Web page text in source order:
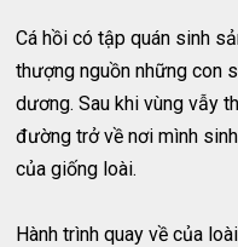
Cá hồi có tập quán sinh
thượng nguồn những con
dương. Sau khi vùng vẫy
đường trở về nơi mình
của giống loài.
Hành trình quay về của